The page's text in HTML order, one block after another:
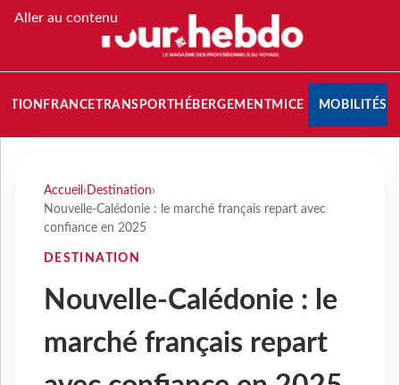
Aller au contenu
FRANCETRANSPORT HÉBERGEMENTMICE MOBILITÉS
Accueil › Destination›
Nouvelle-Calédonie : le marché français repart avec
confiance en 2025
DESTINATION
Nouvelle-Calédonie : le
marché français repart